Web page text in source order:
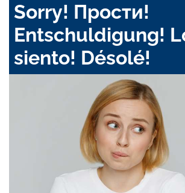
Sorry! Прости!
Entschuldigung!
siento! Désolé!